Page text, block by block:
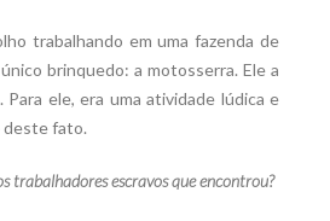
trabalhando em uma fazenda de
brinquedo: a motosserra. Ele a
ele, era uma atividade lúdica e
deste fato.
trabalhadores escravos que encontrou?